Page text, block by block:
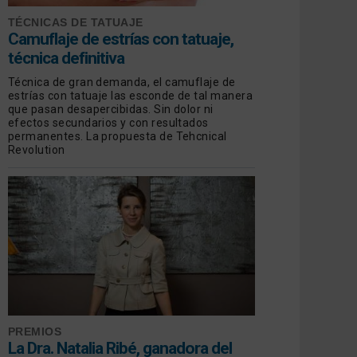
TÉCNICAS DE TATUAJE
Camuflaje de estrías con tatuaje,
técnica definitiva
Técnica de gran demanda, el camuflaje de
estrías con tatuaje las esconde de tal manera
que pasan desapercibidas. Sin dolor ni
efectos secundarios y con resultados
permanentes. La propuesta de Tehcnical
Revolution
PREMIOS
La Dra. Natalia Ribé, ganadora del